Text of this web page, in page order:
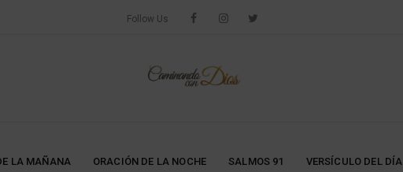
Follow Us
LA MAÑANA ORACIÓN DE LA NOCHE SALMOS 91 VERSÍCULO DEL DÍA